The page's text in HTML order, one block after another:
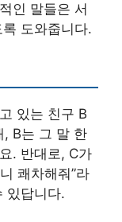
인 말들은 서
도와줍니다.
있는 친구 B
, B는 그 말 한
. 반대로, C가
쾌차해줘”라
있답니다.